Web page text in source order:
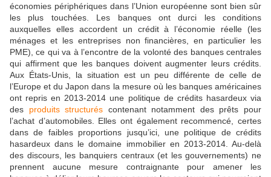
économies périphériques dans l’Union européenne sont bien sûr
les plus touchées. Les banques ont durci les conditions
auxquelles elles accordent un crédit à l’économie réelle (les
ménages et les entreprises non financières, en particulier les
PME), ce qui va à l’encontre de la volonté des banques centrales
qui affirment que les banques doivent augmenter leurs crédits.
Aux États-Unis, la situation est un peu différente de celle de
l’Europe et du Japon dans la mesure où les banques américaines
ont repris en 2013-2014 une politique de crédits hasardeux via
des produits structurés contenant notamment des prêts pour
l’achat d’automobiles. Elles ont également recommencé, certes
dans de faibles proportions jusqu’ici, une politique de crédits
hasardeux dans le domaine immobilier en 2013-2014. Au-delà
des discours, les banquiers centraux (et les gouvernements) ne
prennent aucune mesure contraignante pour amener les